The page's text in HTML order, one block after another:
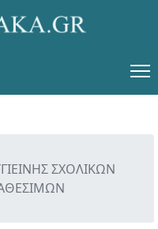
ΣΧΟΛΙΚΩΝ